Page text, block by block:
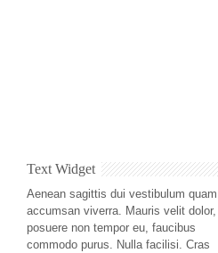
Text Widget
Aenean sagittis dui vestibulum quam
accumsan viverra. Mauris velit dolor,
posuere non tempor eu, faucibus
commodo purus. Nulla facilisi. Cras